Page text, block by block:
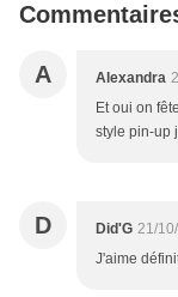
A Alexandra
Et oui on
style pin-up
D Did'G 21/
J'aime